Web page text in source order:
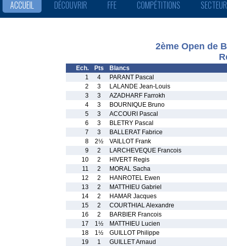
ACCUEIL DÉCOUVRIR FFE COMPÉTITIONS
2ème Open de
Ech. Pts
Blancs
1
4
PARANT Pascal
2
3
LALANDE Jean-Louis
3
3
AZADHARF Farrokh
4
3
BOURNIQUE Bruno
5
3
ACCOURI Pascal
6
3
BLETRY Pascal
7
3
BALLERAT Fabrice
8
2½
VAILLOT Frank
9
2
LARCHEVEQUE Francois
10
2
HIVERT Regis
11
2
MORAL Sacha
12
2
HANROTEL Ewen
13
2
MATTHIEU Gabriel
14
2
HAMAR Jacques
15
2
COURTHIAL Alexandre
16
2
BARBIER Francois
17
1½
MATTHIEU Lucien
18
1½
GUILLOT Philippe
19
1
GUILLET Arnaud